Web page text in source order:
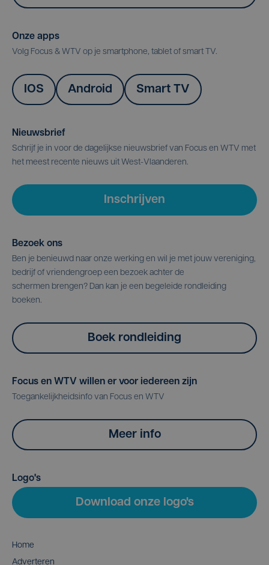
Onze apps
Volg Focus & WTV op je smartphone, tablet of smart TV.
IOS Android Smart TV
Nieuwsbrief
Schrijf je in voor de dagelijkse nieuwsbrief van Focus en WTV met
het meest recente nieuws uit West-Vlaanderen.
Inschrijven
Bezoek ons
Ben je benieuwd naar onze werking en wil je met jouw vereniging,
bedrijf of vriendengroep een bezoek achter de
schermen brengen? Dan kan je een begeleide rondleiding
boeken.
Boek rondleiding
Focus en WTV willen er voor iedereen zijn
Toegankelijkheidsinfo van Focus en WTV
Meer info
Logo's
Download onze logo's
Home
Adverteren